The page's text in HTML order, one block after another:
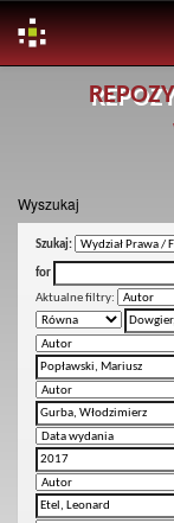
Wyszukaj
Szukaj:
for
Aktualne filtry: